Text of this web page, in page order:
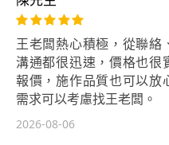
王老闆熱心積極，從聯絡
溝通都很迅速，價格也很
報價，施作品質也可以放
需求可以考慮找王老闆。
2026-08-06